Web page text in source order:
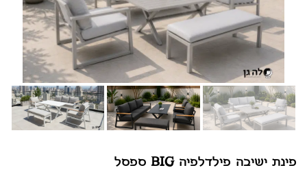
פינת ישיבה פילדלפיה BIG ספסל